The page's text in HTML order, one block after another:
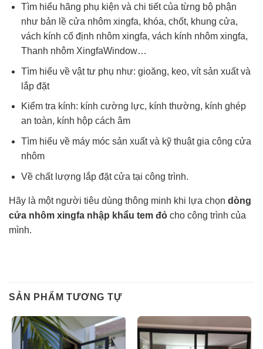
Tìm hiểu hãng phụ kiện và chi tiết của từng bộ phận
như bản lề cửa nhôm xingfa, khóa, chốt, khung cửa,
vách kính cố định nhôm xingfa, vách kính nhôm xingfa,
Thanh nhôm XingfaWindow…
Tìm hiểu về vật tư phụ như: gioăng, keo, vít sản xuất và
lắp đặt
Kiểm tra kính: kính cường lực, kính thường, kính ghép
an toàn, kính hộp cách âm
Tìm hiểu về máy móc sản xuất và kỹ thuật gia công cửa
nhôm
Về chất lượng lắp đặt cửa tại công trình.
Hãy là một người tiêu dùng thông minh khi lựa chọn dòng
cửa nhôm xingfa nhập khẩu tem đỏ cho công trình của
mình.
SẢN PHẨM TƯƠNG TỰ